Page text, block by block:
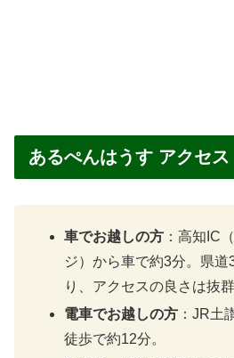
あるぺんはうす アクセス
車でお越しの方 ：高知IC
ジ）から車で約3分。県道
り、アクセスの良さは抜群
電車でお越しの方 ：JR土
徒歩で約12分。